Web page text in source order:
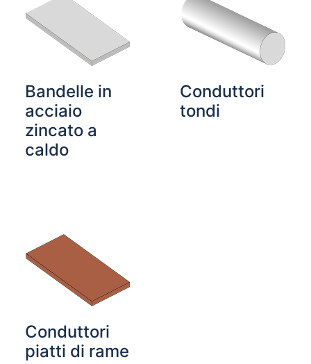
Bandelle in
acciaio
zincato a
caldo
Conduttori
tondi
Conduttori
piatti di rame